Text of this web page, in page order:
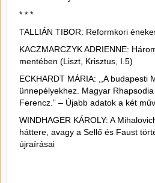
* * *
TALLIÁN TIBOR: Reformkori
KACZMARCZYK ADRIENNE:
mentében (Liszt, Krisztus, I.5)
ECKHARDT MÁRIA: ,,A budapesti
ünnepélyekhez. Magyar
Ferencz.” – Újabb adatok a két
WINDHAGER KÁROLY: A
háttere, avagy a Sellő és Faust
újraírásai